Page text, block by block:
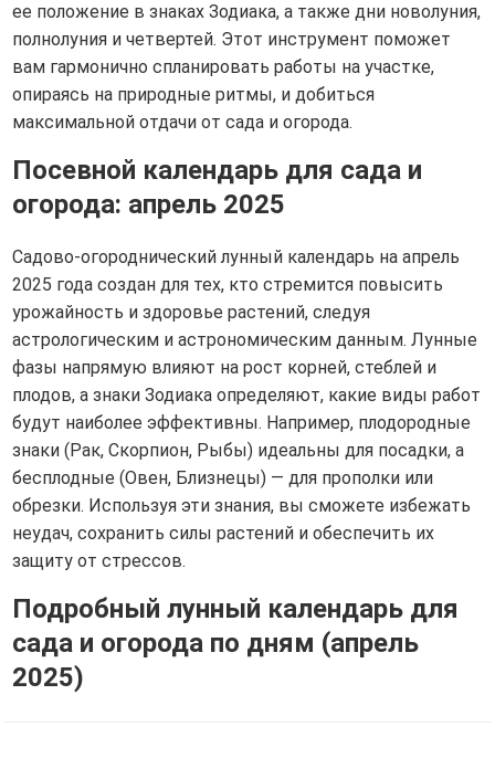
ее положение в знаках Зодиака, а также дни новолуния,
полнолуния и четвертей. Этот инструмент поможет
вам гармонично спланировать работы на участке,
опираясь на природные ритмы, и добиться
максимальной отдачи от сада и огорода.
Посевной календарь для сада и
огорода: апрель 2025
Садово-огороднический лунный календарь на апрель
2025 года создан для тех, кто стремится повысить
урожайность и здоровье растений, следуя
астрологическим и астрономическим данным. Лунные
фазы напрямую влияют на рост корней, стеблей и
плодов, а знаки Зодиака определяют, какие виды работ
будут наиболее эффективны. Например, плодородные
знаки (Рак, Скорпион, Рыбы) идеальны для посадки, а
бесплодные (Овен, Близнецы) — для прополки или
обрезки. Используя эти знания, вы сможете избежать
неудач, сохранить силы растений и обеспечить их
защиту от стрессов.
Подробный лунный календарь для
сада и огорода по дням (апрель
2025)